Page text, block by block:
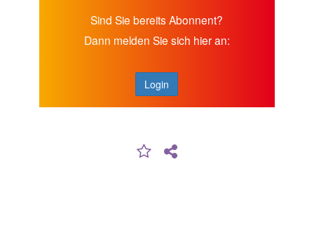
Sind Sie bereits Abonnent?
Dann melden Sie sich hier an:
Login